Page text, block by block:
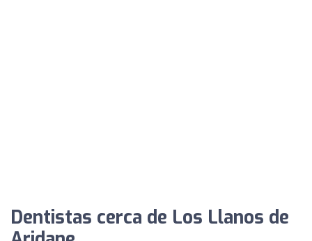
Dentistas cerca de Los Llanos de